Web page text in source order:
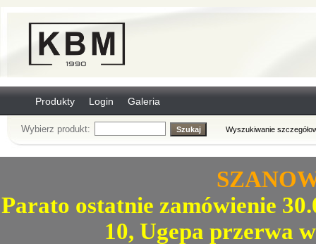
Produkty Login Galeria
Wybierz produkt: Wyszukiwanie
Parato ostatnie zamówienie
10, Ugepa przerwa